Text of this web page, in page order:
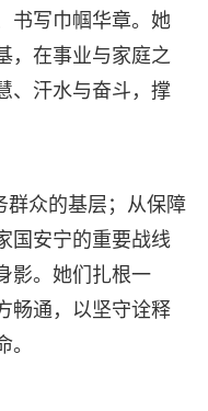
书写巾帼华章。她
，在事业与家庭之
、汗水与奋斗，撑
群众的基层；从保障
国安宁的重要战线
影。她们扎根一
畅通，以坚守诠释